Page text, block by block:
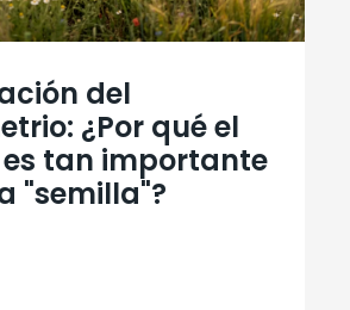
del
¿Por qué el
es tan importante
"semilla"?